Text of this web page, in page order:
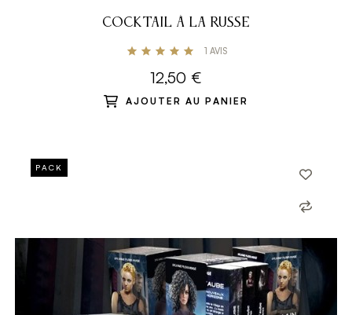
COCKTAIL À LA RUSSE
1 AVIS
12,50 €
AJOUTER AU PANIER
PACK